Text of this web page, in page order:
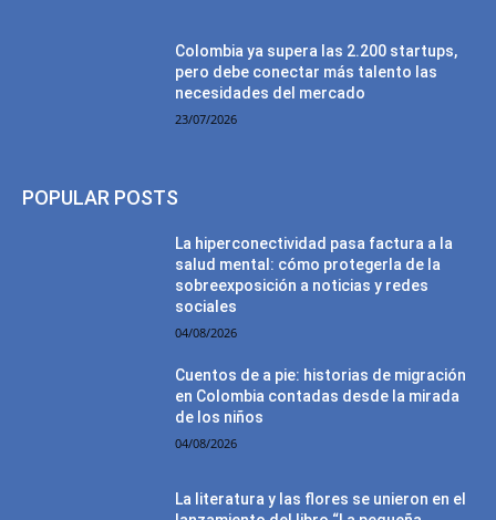
Colombia ya supera las 2.200 startups,
pero debe conectar más talento las
necesidades del mercado
23/07/2026
POPULAR POSTS
La hiperconectividad pasa factura a la
salud mental: cómo protegerla de la
sobreexposición a noticias y redes
sociales
04/08/2026
Cuentos de a pie: historias de migración
en Colombia contadas desde la mirada
de los niños
04/08/2026
La literatura y las flores se unieron en el